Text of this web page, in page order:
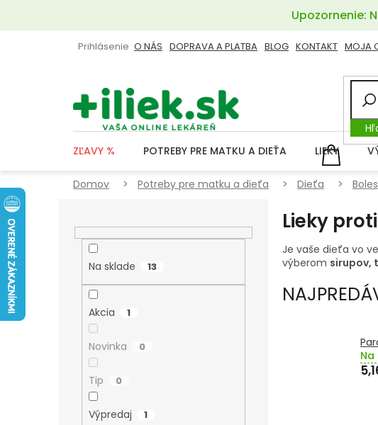
obsah
Upozornenie:
O NÁS DOPRAVA A PLATBA BLOG KONTAKT MOJA
Prihlásenie
KOŠÍK
ZĽAVY % POTREBY PRE MATKU A DIEŤA LIEKY
Domov Potreby pre matku a dieťa Dieťa
Na sklade 13
Akcia 1
Novinka 0
Tip 0
Výpredaj 1
Lieky
Je vaše dieťa vo
výberom sirupov,